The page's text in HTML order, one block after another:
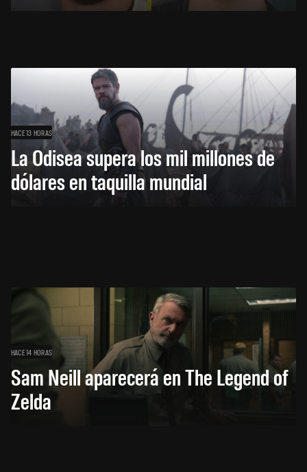
HACE 13 HORAS
La Odisea supera los mil millones de
dólares en taquilla mundial
HACE 14 HORAS
Sam Neill aparecerá en The Legend of
Zelda